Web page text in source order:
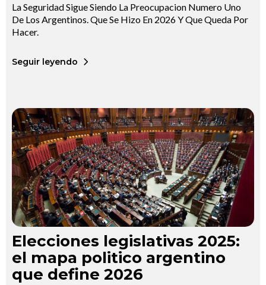
La Seguridad Sigue Siendo La Preocupacion Numero Uno
De Los Argentinos. Que Se Hizo En 2026 Y Que Queda Por
Hacer.
Seguir leyendo
Elecciones legislativas 2025:
el mapa politico argentino
que define 2026